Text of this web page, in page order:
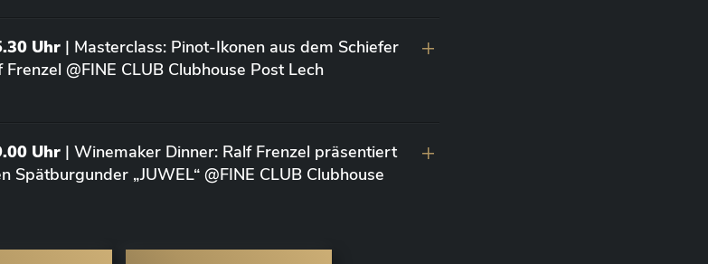
Uhr | Masterclass: Pinot-Ikonen aus dem Schiefer
@FINE CLUB Clubhouse Post Lech
Uhr | Winemaker Dinner: Ralf Frenzel präsentiert
Spätburgunder „JUWEL“ @FINE CLUB Clubhouse